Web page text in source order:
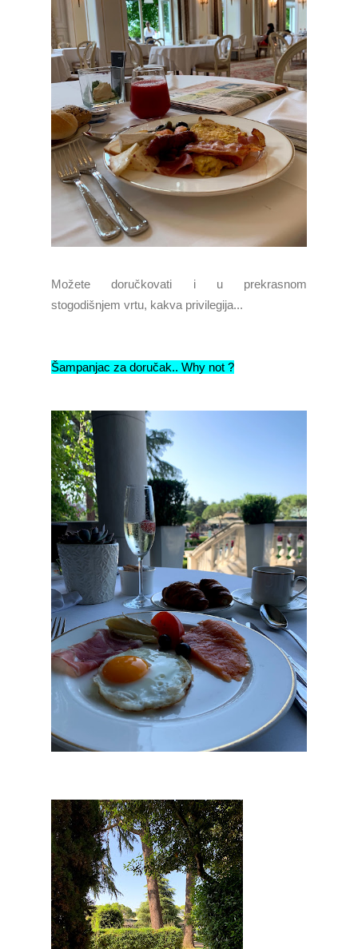
Možete doručkovati i u prekrasnom
stogodišnjem vrtu, kakva privilegija...
Šampanjac za doručak.. Why not ?